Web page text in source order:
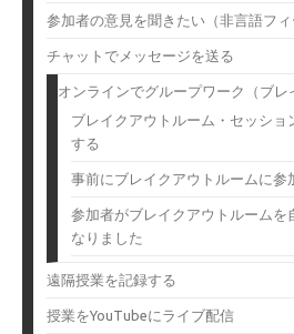
参加者の意見を聞きたい（非言語フィ
チャットでメッセージを送る
オンラインでグループワーク（ブレ
ブレイクアウトルーム・セッショ
する
事前にブレイクアウトルームに参
参加者がブレイクアウトルームを
なりました
遠隔授業を記録する
授業をYouTubeにライブ配信